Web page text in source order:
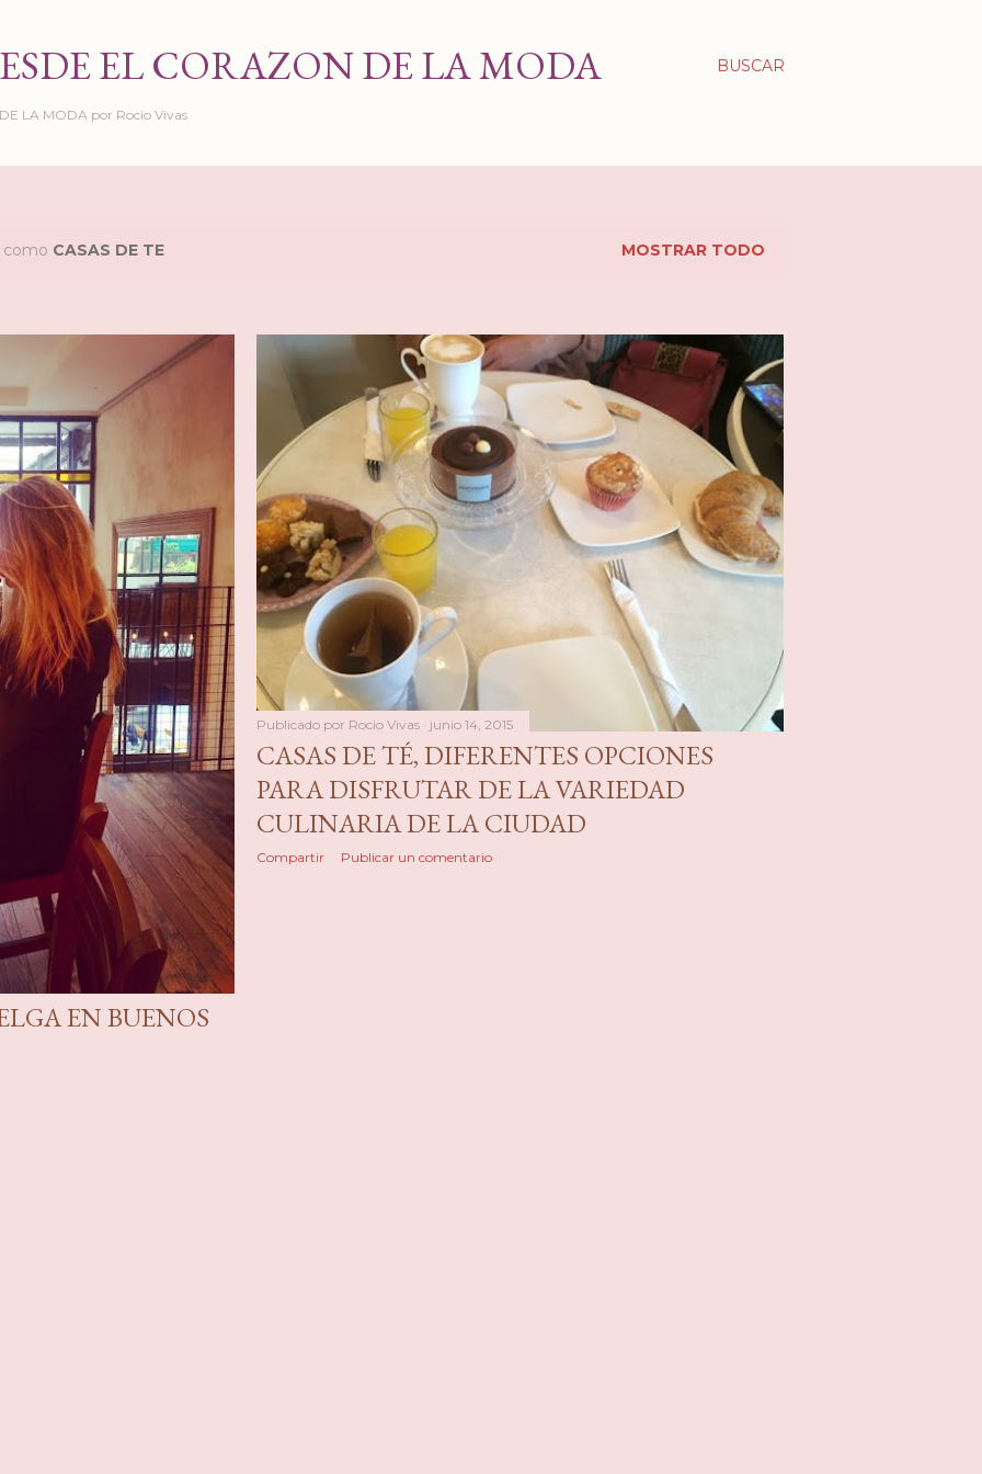
BUSCAR
EL CORAZON DE LA MODA
LA MODA por Rocio Vivas
como CASAS DE TE MOSTRAR TODO
EN BUENOS
Publicado por Rocio Vivas junio 14, 2015
CASAS DE TÉ, DIFERENTES OPCIONES
PARA DISFRUTAR DE LA VARIEDAD
CULINARIA DE LA CIUDAD
Compartir Publicar un comentario